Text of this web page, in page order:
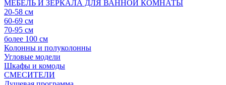
МЕБЕЛЬ И ЗЕРКАЛА ДЛЯ ВАННОЙ КОМНАТЫ
20-58 см
60-69 см
70-95 см
более 100 см
Колонны и полуколонны
Угловые модели
Шкафы и комоды
СМЕСИТЕЛИ